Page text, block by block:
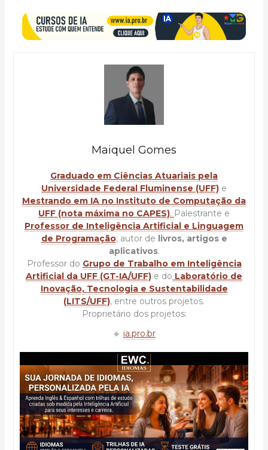
Maiquel Gomes
Graduado em Ciências Atuariais pela
Universidade Federal Fluminense (UFF) e
Mestrando em IA no Instituto de Computação da
UFF (nota máxima no CAPES). Palestrante e
Professor de Inteligência Artificial e Linguagem
de Programação; autor de livros, artigos e
aplicativos.
Professor do Grupo de Trabalho em Inteligência
Artificial da UFF (GT-IA/UFF) e do Laboratório de
Inovação, Tecnologia e Sustentabilidade
(LITS/UFF), entre outros projetos.
Proprietário dos projetos:
🔹 ia.pro.br